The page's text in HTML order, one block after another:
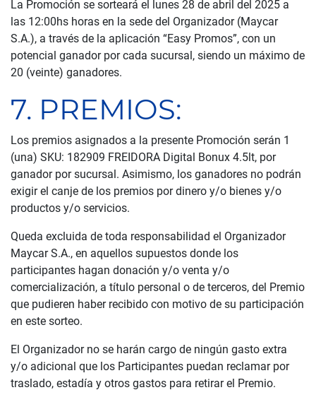
La Promoción se sorteará el lunes 28 de abril del 2025 a
las 12:00hs horas en la sede del Organizador (Maycar
S.A.), a través de la aplicación “Easy Promos”, con un
potencial ganador por cada sucursal, siendo un máximo de
20 (veinte) ganadores.
7. PREMIOS:
Los premios asignados a la presente Promoción serán 1
(una) SKU: 182909 FREIDORA Digital Bonux 4.5lt, por
ganador por sucursal. Asimismo, los ganadores no podrán
exigir el canje de los premios por dinero y/o bienes y/o
productos y/o servicios.
Queda excluida de toda responsabilidad el Organizador
Maycar S.A., en aquellos supuestos donde los
participantes hagan donación y/o venta y/o
comercialización, a título personal o de terceros, del Premio
que pudieren haber recibido con motivo de su participación
en este sorteo.
El Organizador no se harán cargo de ningún gasto extra
y/o adicional que los Participantes puedan reclamar por
traslado, estadía y otros gastos para retirar el Premio.